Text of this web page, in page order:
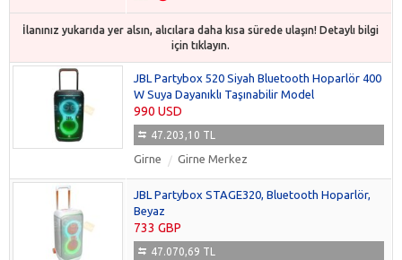
İlanınız yukarıda yer alsın, alıcılara daha kısa sürede ulaşın! Detaylı bilgi
için tıklayın.
JBL Partybox 520 Siyah Bluetooth Hoparlör 400
W Suya Dayanıklı Taşınabilir Model
990 USD
47.203,10 TL
Girne Girne Merkez
JBL Partybox STAGE320, Bluetooth Hoparlör,
Beyaz
733 GBP
47.070,69 TL